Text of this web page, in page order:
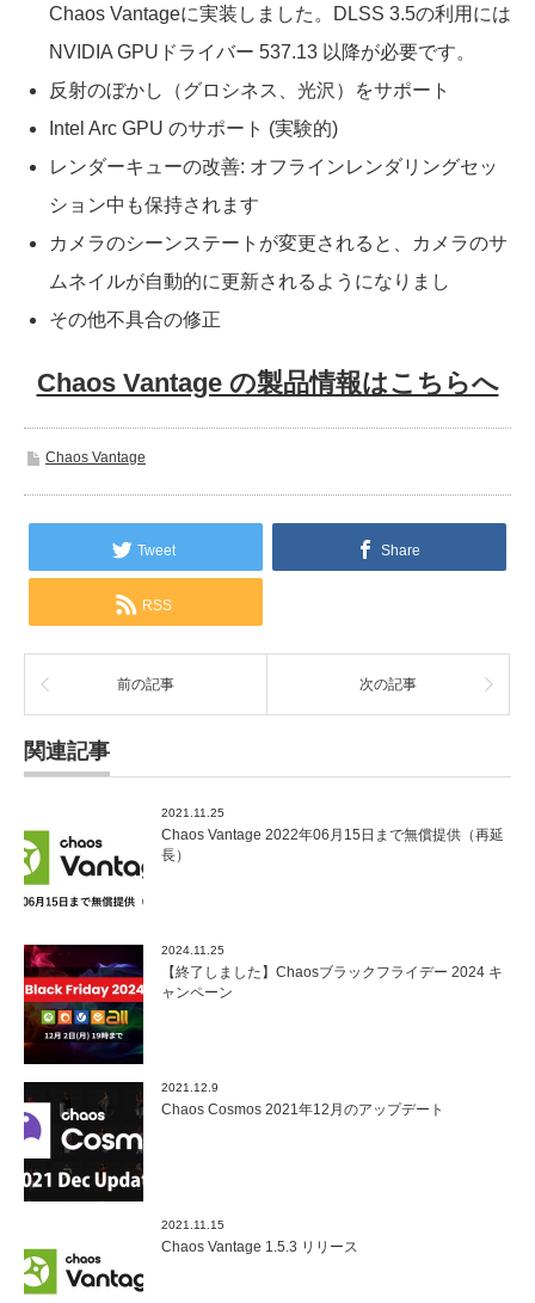
Chaos Vantageに実装しました。DLSS 3.5の利用には
NVIDIA GPUドライバー 537.13 以降が必要です。
反射のぼかし（グロシネス、光沢）をサポート
Intel Arc GPU のサポート (実験的)
レンダーキューの改善: オフラインレンダリングセッ
ション中も保持されます
カメラのシーンステートが変更されると、カメラのサ
ムネイルが自動的に更新されるようになりまし
その他不具合の修正
Chaos Vantage の製品情報はこちらへ
Chaos Vantage
Tweet Share
RSS
前の記事 次の記事
関連記事
2021.11.25
Chaos Vantage 2022年06月15日まで無償提供（再延
長）
2024.11.25
【終了しました】Chaosブラックフライデー 2024 キ
ャンペーン
2021.12.9
Chaos Cosmos 2021年12月のアップデート
2021.11.15
Chaos Vantage 1.5.3 リリース